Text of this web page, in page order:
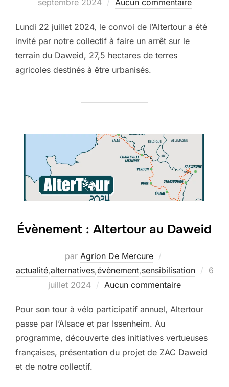
septembre 2024
Aucun commentaire
Lundi 22 juillet 2024, le convoi de l’Altertour a été
invité par notre collectif à faire un arrêt sur le
terrain du Daweid, 27,5 hectares de terres
agricoles destinés à être urbanisés.
Évènement : Altertour au Daweid
par Agrion De Mercure
actualité,alternatives,évènement,sensibilisation
6
juillet 2024
Aucun commentaire
Pour son tour à vélo participatif annuel, Altertour
passe par l’Alsace et par Issenheim. Au
programme, découverte des initiatives vertueuses
françaises, présentation du projet de ZAC Daweid
et de notre collectif.